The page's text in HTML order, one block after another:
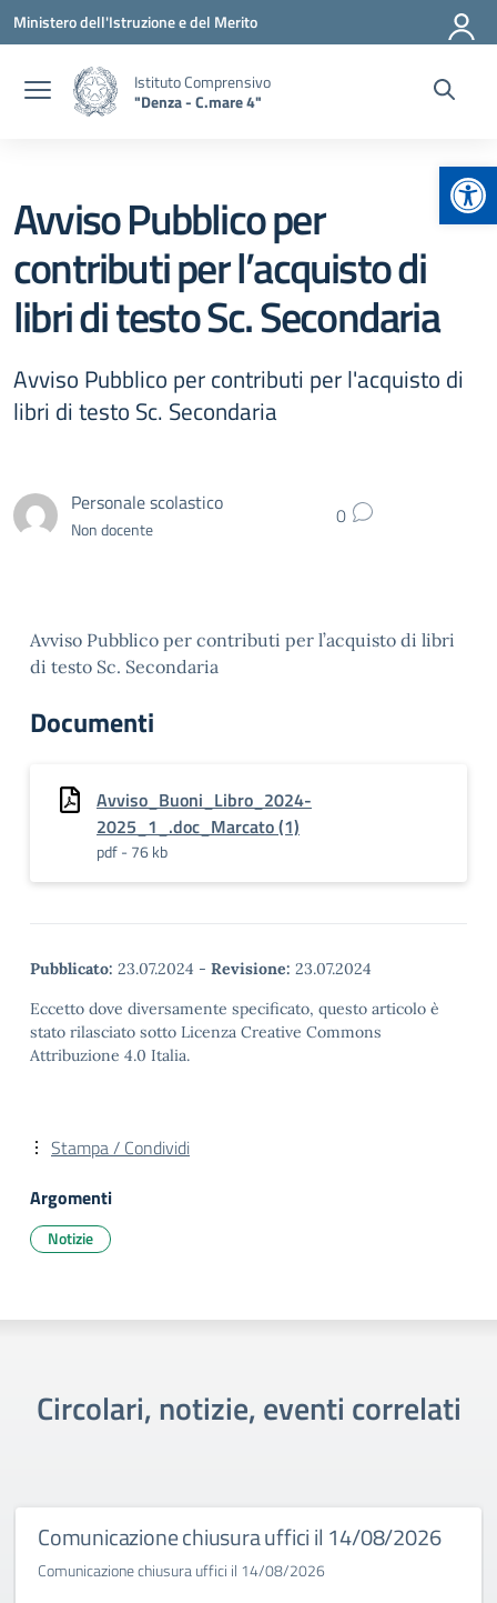
Vai ai contenuti
Vai al menu di navigazione
Vai al footer
Ministero dell'Istruzione e del Merito
Istituto Comprensivo
"Denza - C.mare 4"
Avviso Pubblico per
contributi per l’acquisto di
libri di testo Sc. Secondaria
Avviso Pubblico per contributi per l'acquisto di
libri di testo Sc. Secondaria
Personale scolastico
Non docente 0
Avviso Pubblico per contributi per l’acquisto di libri
di testo Sc. Secondaria
Documenti
Avviso_Buoni_Libro_2024-
2025_1_.doc_Marcato (1)
pdf - 76 kb
Pubblicato: 23.07.2024 - Revisione: 23.07.2024
Eccetto dove diversamente specificato, questo articolo è
stato rilasciato sotto Licenza Creative Commons
Attribuzione 4.0 Italia.
Stampa / Condividi
Argomenti
Notizie
Circolari, notizie, eventi correlati
Comunicazione chiusura uffici il 14/08/2026
Comunicazione chiusura uffici il 14/08/2026